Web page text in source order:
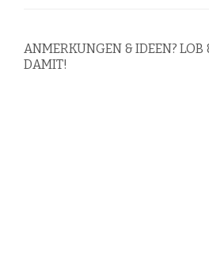
ANMERKUNGEN & IDEEN? LOB
DAMIT!